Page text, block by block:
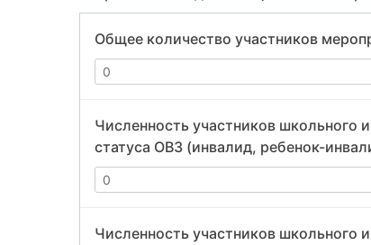
Общее количество участников
Численность участников школьного
статуса ОВЗ (инвалид, ребенок-
Численность участников школьного